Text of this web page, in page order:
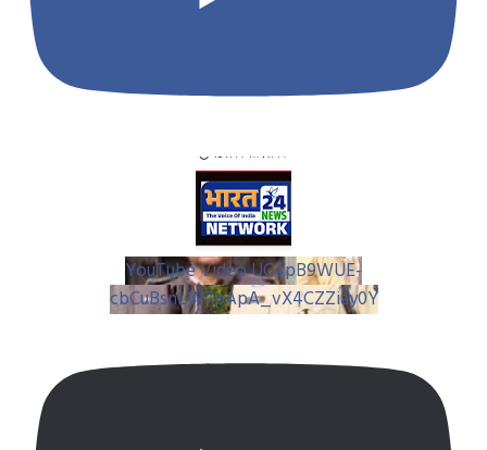
YouTube Video UC4pB9WUE-
cbCuBsnLW7pApA_vX4CZZiay0Y